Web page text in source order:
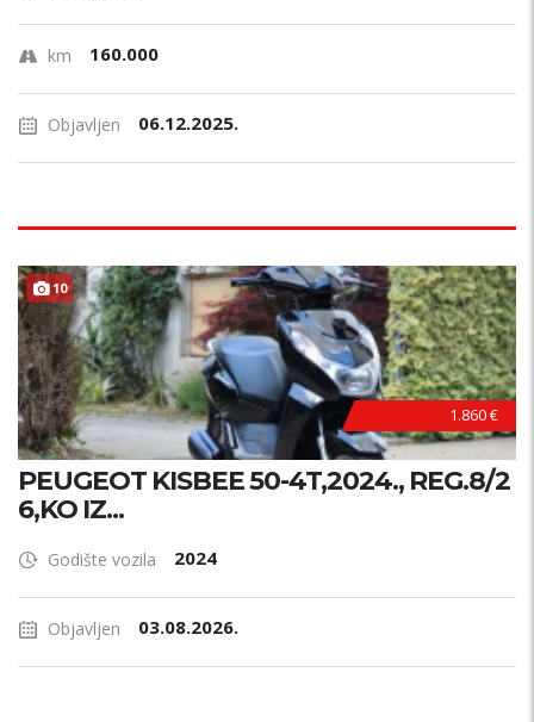
km 160.000
Objavljen 06.12.2025.
10
1.860 €
PEUGEOT KISBEE 50-4T,2024., REG.8/2
6,KO IZ...
Godište vozila 2024
Objavljen 03.08.2026.